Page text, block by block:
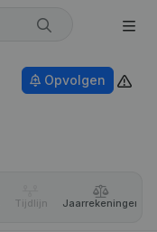
Opvolgen
Tijdlijn Jaar­rekeningen